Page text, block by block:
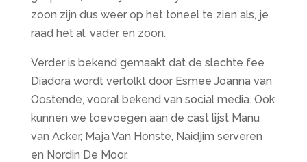
zoon zijn dus weer op het toneel te zien als, je
raad het al, vader en zoon.
Verder is bekend gemaakt dat de slechte fee
Diadora wordt vertolkt door Esmee Joanna van
Oostende, vooral bekend van social media. Ook
kunnen we toevoegen aan de cast lijst Manu
van Acker, Maja Van Honste, Naidjim serveren
en Nordin De Moor.